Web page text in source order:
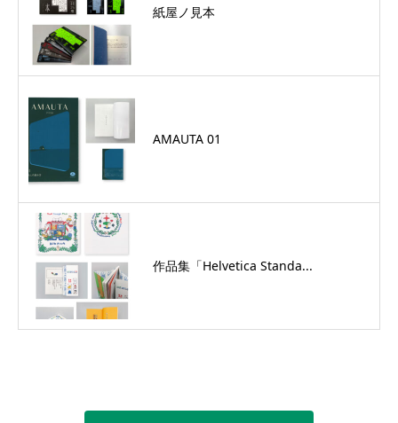
紙屋ノ見本
AMAUTA 01
作品集「Helvetica Standa...